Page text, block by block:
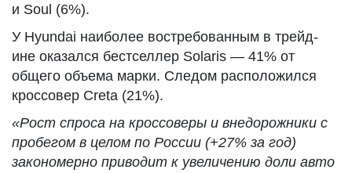
и Soul (6%).
У Hyundai наиболее востребованным в трейд-
ине оказался бестселлер Solaris — 41% от
общего объема марки. Следом расположился
кроссовер Creta (21%).
«Рост спроса на кроссоверы и внедорожники с
пробегом в целом по России (+27% за год)
закономерно приводит к увеличению доли авто